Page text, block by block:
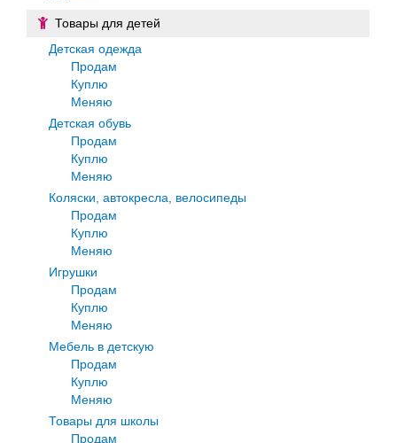
Товары для детей
Детская одежда
Продам
Куплю
Меняю
Детская обувь
Продам
Куплю
Меняю
Коляски, автокресла, велосипеды
Продам
Куплю
Меняю
Игрушки
Продам
Куплю
Меняю
Мебель в детскую
Продам
Куплю
Меняю
Товары для школы
Продам